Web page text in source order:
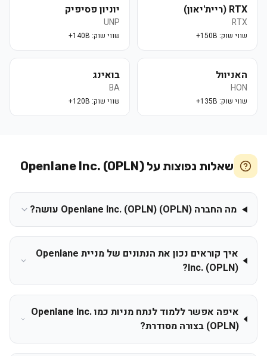
RTX (ריית'יאון)
RTX
שווי שוק: 150B+
יוניון פסיפיק
UNP
שווי שוק: 140B+
האניוול
HON
שווי שוק: 135B+
בואינג
BA
שווי שוק: 120B+
שאלות נפוצות על Openlane Inc. (OPLN)
מה החברה Openlane Inc. (OPLN) (OPLN) עושה?
איך קוראים נכון את הנתונים של מניית Openlane
Inc. (OPLN)?
איפה אפשר ללמוד לנתח מניות כמו Openlane Inc.
(OPLN) בצורה מסודרת?